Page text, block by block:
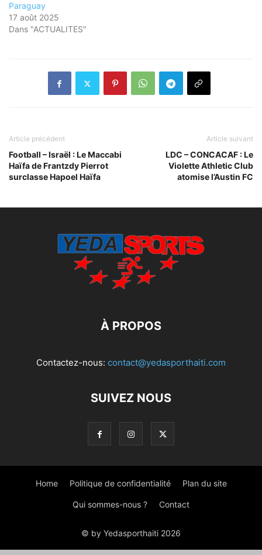
Paraguay
17 août 2025
Dans "ACTUALITES"
Article précédent
Football – Israël : Le Maccabi
Haïfa de Frantzdy Pierrot
surclasse Hapoel Haïfa
Article suivant
LDC – CONCACAF : Le
Violette Athletic Club
atomise l’Austin FC
À PROPOS
Contactez-nous: contact@yedasporthaiti.com
SUIVEZ NOUS
Home Politique de confidentialité Plan du site
Qui sommes-nous ? Contact
© by Yedasporthaiti 2026